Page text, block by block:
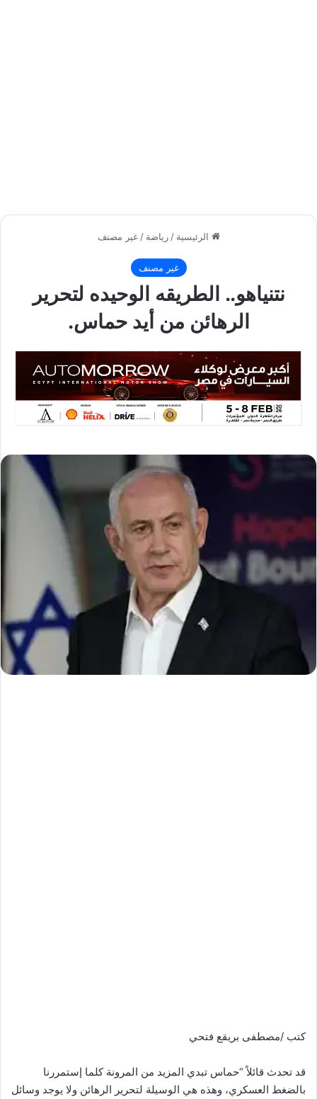
الرئيسية / رياضة / غير مصنف
غير مصنف
نتنياهو.. الطريقه الوحيده لتحرير
الرهائن من أيد حماس.
كتب /مصطفى بريقع فتحي
قد تحدث قائلاً “حماس تبدي المزيد من المرونة كلما إستمررنا
بالضغط العسكري، وهذه هي الوسيلة لتحرير الرهائن ولا يوجد وسائل